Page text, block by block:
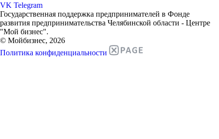
VK Telegram
Государственная поддержка предпринимателей в Фонде
развития предпринимательства Челябинской области - Центре
"Мой бизнес".
© Мойбизнес, 2026
Политика конфиденциальности